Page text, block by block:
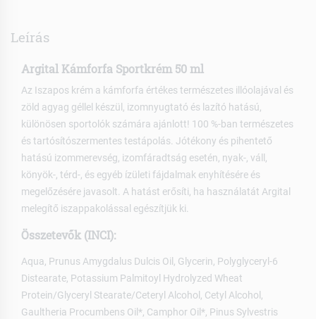
Leírás
Argital Kámforfa Sportkrém 50 ml
Az Iszapos krém a kámforfa értékes természetes illóolajával és
zöld agyag géllel készül, izomnyugtató és lazító hatású,
különösen sportolók számára ajánlott! 100 %-ban természetes
és tartósítószermentes testápolás. Jótékony és pihentető
hatású izommerevség, izomfáradtság esetén, nyak-, váll,
könyök-, térd-, és egyéb ízületi fájdalmak enyhítésére és
megelőzésére javasolt. A hatást erősíti, ha használatát Argital
melegítő iszappakolással egészítjük ki.
Összetevők (INCI):
Aqua, Prunus Amygdalus Dulcis Oil, Glycerin, Polyglyceryl-6
Distearate, Potassium Palmitoyl Hydrolyzed Wheat
Protein/Glyceryl Stearate/Ceteryl Alcohol, Cetyl Alcohol,
Gaultheria Procumbens Oil*, Camphor Oil*, Pinus Sylvestris